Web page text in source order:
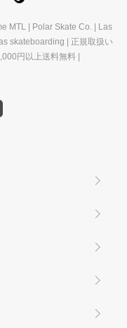
MTL | Polar Skate Co. | Las
skateboarding | 正規取扱い
円以上送料無料 |